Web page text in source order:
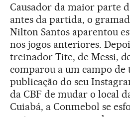
Causador da maior parte
antes da partida, o
Nilton Santos aparentou
nos jogos anteriores.
treinador Tite, de Messi,
comparou a um campo de
publicação do seu
da CBF de mudar o local
Cuiabá, a Conmebol se